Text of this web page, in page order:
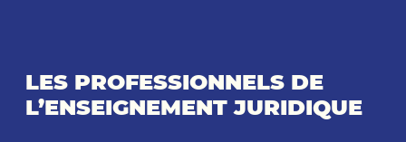
LES PROFESSIONNELS DE
L’ENSEIGNEMENT JURIDIQUE